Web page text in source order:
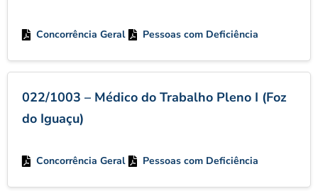
Concorrência Geral Pessoas com Deficiência
022/1003 – Médico do Trabalho Pleno I (Foz
do Iguaçu)
Concorrência Geral Pessoas com Deficiência